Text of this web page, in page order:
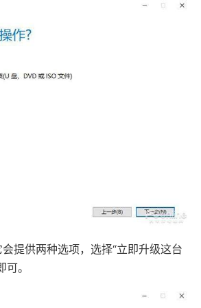
提供两种选项，选择“立即升级这台
。